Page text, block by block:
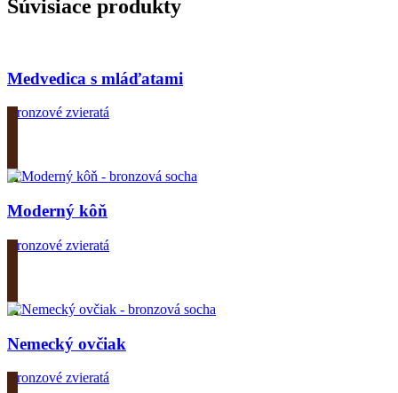
Súvisiace produkty
Medvedica s mláďatami
Bronzové zvieratá
Moderný kôň
Bronzové zvieratá
Nemecký ovčiak
Bronzové zvieratá